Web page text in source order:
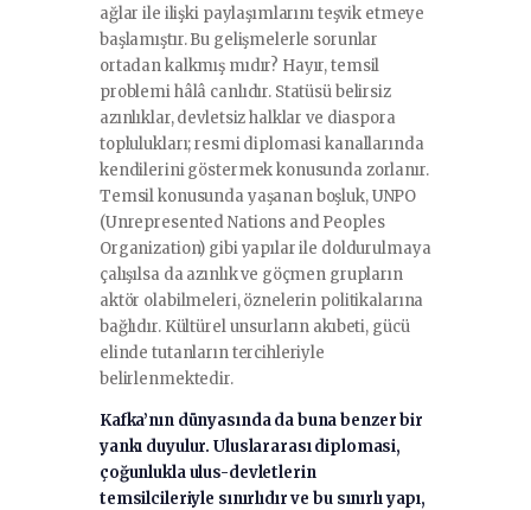
ağlar ile ilişki paylaşımlarını teşvik etmeye
başlamıştır. Bu gelişmelerle sorunlar
ortadan kalkmış mıdır? Hayır, temsil
problemi hâlâ canlıdır. Statüsü belirsiz
azınlıklar, devletsiz halklar ve diaspora
toplulukları; resmi diplomasi kanallarında
kendilerini göstermek konusunda zorlanır.
Temsil konusunda yaşanan boşluk, UNPO
(Unrepresented Nations and Peoples
Organization) gibi yapılar ile doldurulmaya
çalışılsa da azınlık ve göçmen grupların
aktör olabilmeleri, öznelerin politikalarına
bağlıdır. Kültürel unsurların akıbeti, gücü
elinde tutanların tercihleriyle
belirlenmektedir.
Kafka’nın dünyasında da buna benzer bir
yankı duyulur. Uluslararası diplomasi,
çoğunlukla ulus-devletlerin
temsilcileriyle sınırlıdır ve bu sınırlı yapı,